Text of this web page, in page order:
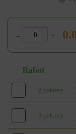
- +
Rabat
2 pakiety
3 pakiety